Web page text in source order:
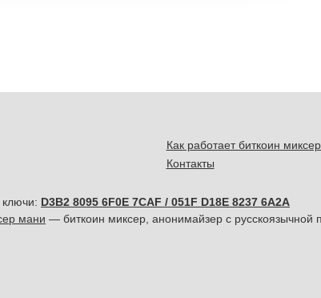
Как работает биткоин
Контакты
ключи: D3B2 8095 6F0E 7CAF / 051F D18E 8237 6A2A
мани — биткоин миксер, анонимайзер с русскоязычной